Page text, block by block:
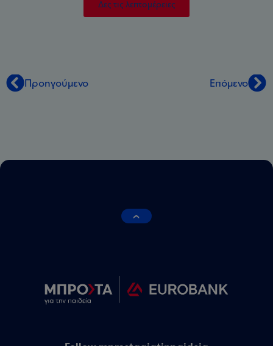
Δες τις λεπτομέρειες
Προηγούμενο Επόμενο